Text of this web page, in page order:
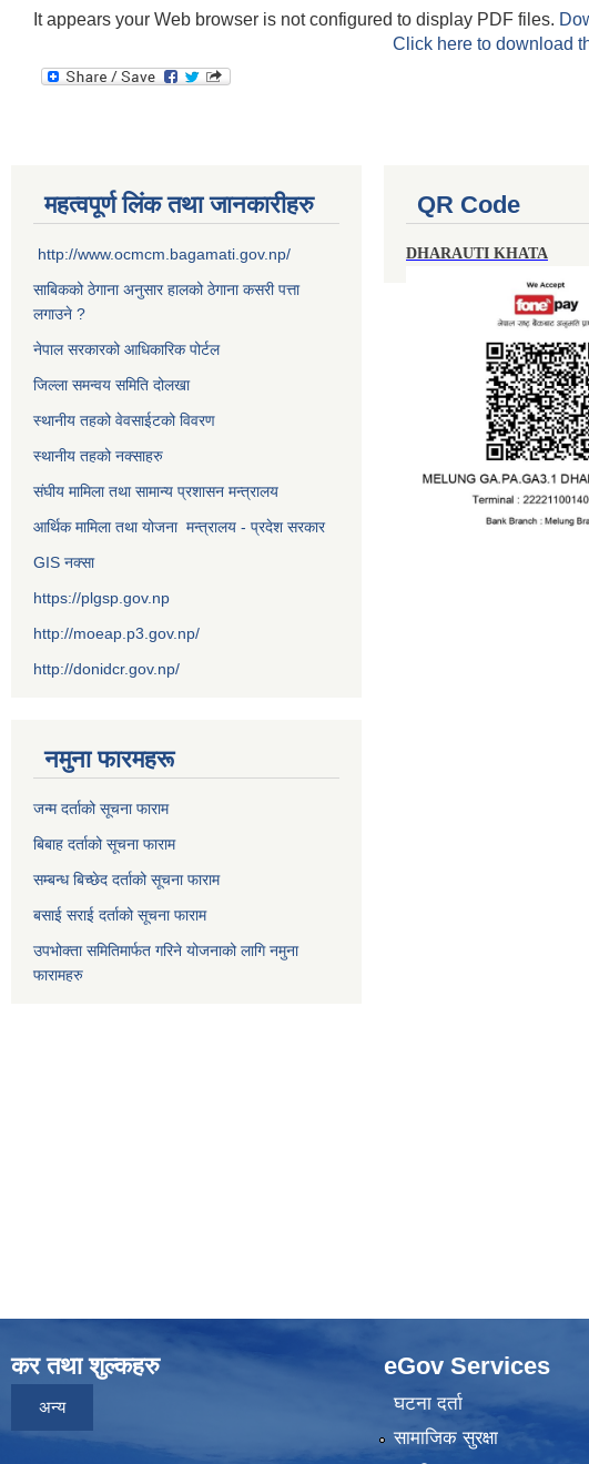
It appears your Web browser is not configured to display PDF files.
Click here to download
महत्वपूर्ण लिंक तथा जानकारीहरु
http://www.ocmcm.bagamati.gov.np/
साबिकको ठेगाना अनुसार हालको ठेगाना कसरी पत्ता
लगाउने ?
नेपाल सरकारको आधिकारिक पोर्टल
जिल्ला समन्वय समिति दोलखा
स्थानीय तहको वेवसाईटको विवरण
स्थानीय तहको नक्साहरु
संघीय मामिला तथा सामान्य प्रशासन मन्त्रालय
आर्थिक मामिला तथा योजना मन्त्रालय - प्रदेश सरकार
GIS नक्सा
https://plgsp.gov.np
http://moeap.p3.gov.np/
http://donidcr.gov.np/
QR Code
DHARAUTI KHATA
नमुना फारमहरू
जन्म दर्ताको सूचना फाराम
बिबाह दर्ताको सूचना फाराम
सम्बन्ध बिच्छेद दर्ताको सूचना फाराम
बसाई सराई दर्ताको सूचना फाराम
उपभोक्ता समितिमार्फत गरिने योजनाको लागि नमुना
फारामहरु
कर तथा शुल्कहरु
अन्य
eGov Services
घटना दर्ता
सामाजिक सुरक्षा